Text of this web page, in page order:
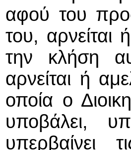
αφού του
του,
την κλήση
αρνείται ή
οποία ο
υποβάλει,
υπερβαίνει